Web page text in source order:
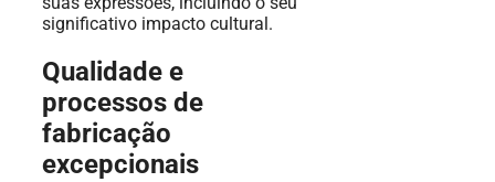
significativo impacto cultural.
Qualidade e
processos de
fabricação
excepcionais